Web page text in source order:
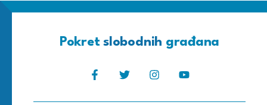
Pokretslobodnih građana